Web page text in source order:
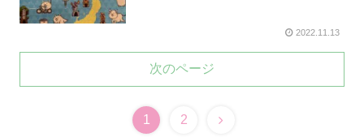
2022.11.13
次のページ
1 2